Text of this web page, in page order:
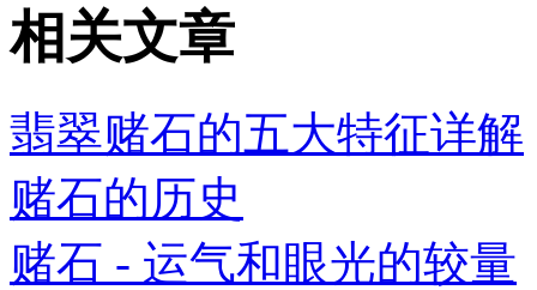
相关文章
翡翠赌石的五大特征详解
赌石的历史
赌石 - 运气和眼光的较量